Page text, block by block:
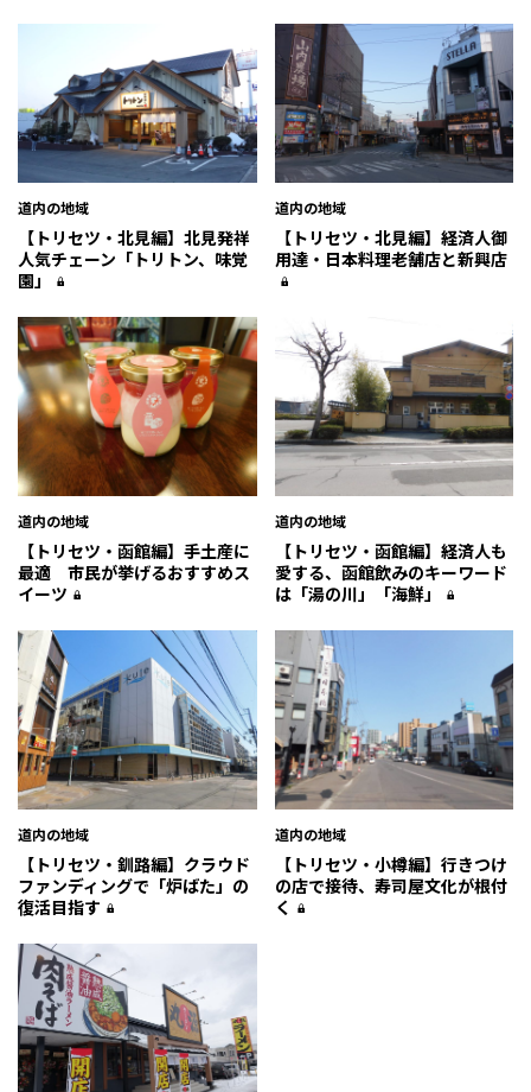
道内の地域
【トリセツ・北見編】北見発祥
人気チェーン「トリトン、味覚
園」
道内の地域
【トリセツ・北見編】経済人御
用達・日本料理老舗店と新興店
道内の地域
【トリセツ・函館編】手土産に
最適 市民が挙げるおすすめス
イーツ
道内の地域
【トリセツ・函館編】経済人も
愛する、函館飲みのキーワード
は「湯の川」「海鮮」
道内の地域
【トリセツ・釧路編】クラウド
ファンディングで「炉ばた」の
復活目指す
道内の地域
【トリセツ・小樽編】行きつけ
の店で接待、寿司屋文化が根付
く